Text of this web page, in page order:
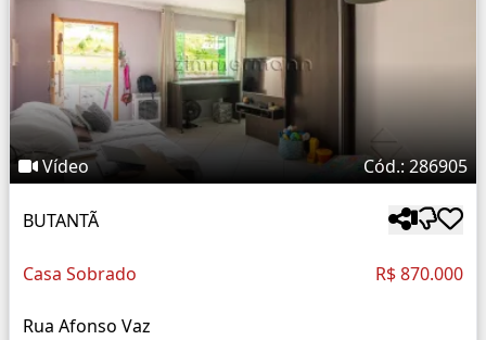
Vídeo Cód.: 286905
BUTANTÃ
Casa Sobrado R$ 870.000
Rua Afonso Vaz